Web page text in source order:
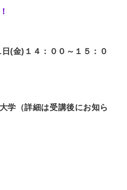
(金)１４：００～１５：０
学（詳細は受講後にお知ら